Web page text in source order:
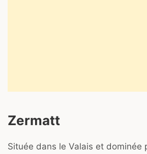
Zermatt
Située dans le Valais et dominée